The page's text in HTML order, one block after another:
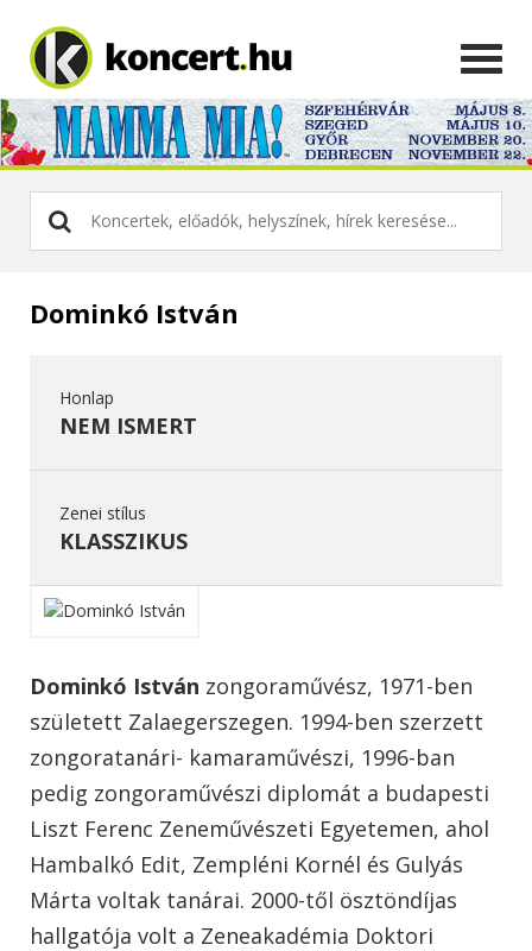
Dominkó István
Honlap
NEM ISMERT
Zenei stílus
KLASSZIKUS
Dominkó István zongoraművész, 1971-ben
született Zalaegerszegen. 1994-ben szerzett
zongoratanári- kamaraművészi, 1996-ban
pedig zongoraművészi diplomát a budapesti
Liszt Ferenc Zeneművészeti Egyetemen, ahol
Hambalkó Edit, Zempléni Kornél és Gulyás
Márta voltak tanárai. 2000-től ösztöndíjas
hallgatója volt a Zeneakadémia Doktori